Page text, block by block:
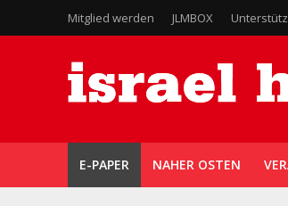
Mitglied werden JLMBOX
E-PAPER NAHER OSTEN